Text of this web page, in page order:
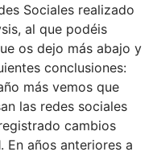
Sociales realizado
al que podéis
os dejo más abajo y
conclusiones:
más vemos que
las redes sociales
cambios
En años anteriores a